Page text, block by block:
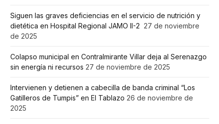
Siguen las graves deficiencias en el servicio de nutrición y
dietética en Hospital Regional JAMO II-2 27 de noviembre
de 2025
Colapso municipal en Contralmirante Villar deja al Serenazgo
sin energía ni recursos 27 de noviembre de 2025
Intervienen y detienen a cabecilla de banda criminal “Los
Gatilleros de Tumpis” en El Tablazo 26 de noviembre de
2025